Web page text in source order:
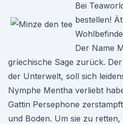
Bei
bestellen!
Der Name
gríechische Sage zurück.
der Unterwelt, soll sich
Nymphe Mentha verliebt
Gattin Persephone
und Boden. Um sie zu